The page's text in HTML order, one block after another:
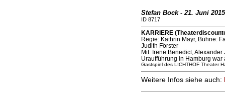
Stefan Bock - 21. Juni 2015
ID 8717
KARRIERE
Regie: Kathrin Mayr, Bühne:
Judith Förster
Mit: Irene Benedict,
Uraufführung in Hamburg war
Gastspiel des LICHTHOF Theater
Weitere Infos siehe auch: